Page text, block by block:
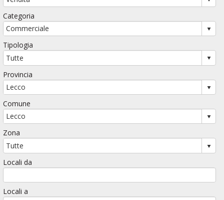
Categoria
Tipologia
Provincia
Comune
Zona
Locali da
Locali a